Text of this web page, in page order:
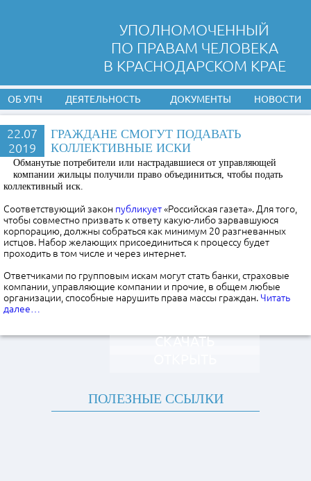
УПОЛНОМОЧЕННЫЙ
ПО ПРАВАМ ЧЕЛОВЕКА
В КРАСНОДАРСКОМ КРАЕ
ОБ УПЧ ДЕЯТЕЛЬНОСТЬ ДОКУМЕНТЫ НОВОСТИ
22.07
2019
ГРАЖДАНЕ СМОГУТ ПОДАВАТЬ
КОЛЛЕКТИВНЫЕ ИСКИ
Обманутые потребители или настрадавшиеся от управляющей
компании жильцы получили право объединиться, чтобы подать
коллективный иск.
Соответствующий закон публикует«Российская газета». Для того,
чтобы совместно призвать к ответу какую-либо зарвавшуюся
корпорацию, должны собраться как минимум 20 разгневанных
истцов. Набор желающих присоединиться к процессу будет
проходить в том числе и через интернет.
Ответчиками по групповым искам могут стать банки, страховые
компании, управляющие компании и прочие, в общем любые
организации, способные нарушить права массы граждан. Читать
далее…
СКАЧАТЬ
ПОЛЕЗНЫЕ ССЫЛКИ